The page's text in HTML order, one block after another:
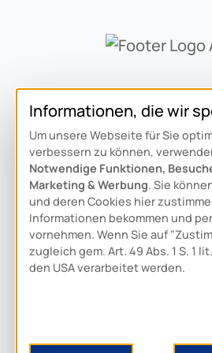
Informationen, die wir
Um unsere Webseite für Sie
verbessern zu können,
Notwendige Funktionen,
Marketing & Werbung. Sie
und deren Cookies hier
Informationen bekommen und
vornehmen. Wenn Sie auf
zugleich gem. Art. 49 Abs. 1 S. 1
den USA verarbeitet werden.